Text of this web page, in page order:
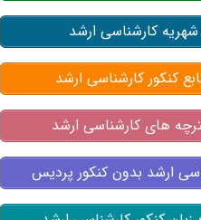
شهریه کارشناسی ارشد
کنکور کارشناسی ارشد
های کارشناسی ارشد
ارشد بدون کنکور پردیس